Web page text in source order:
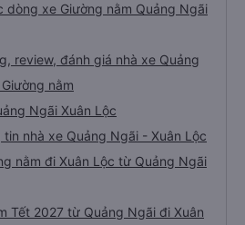
dòng xe Giường nằm Quảng Ngãi
review, đánh giá nhà xe Quảng
nằm
Ngãi Xuân Lộc
nhà xe Quảng Ngãi - Xuân Lộc
nằm đi Xuân Lộc từ Quảng Ngãi
Tết 2027 từ Quảng Ngãi đi Xuân